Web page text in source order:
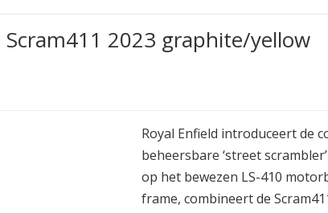
Scram411 2023 graphite/yellow
Royal Enfield introduceert de
beheersbare ‘street
op het bewezen LS-410
frame, combineert de